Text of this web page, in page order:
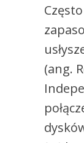
(ang.